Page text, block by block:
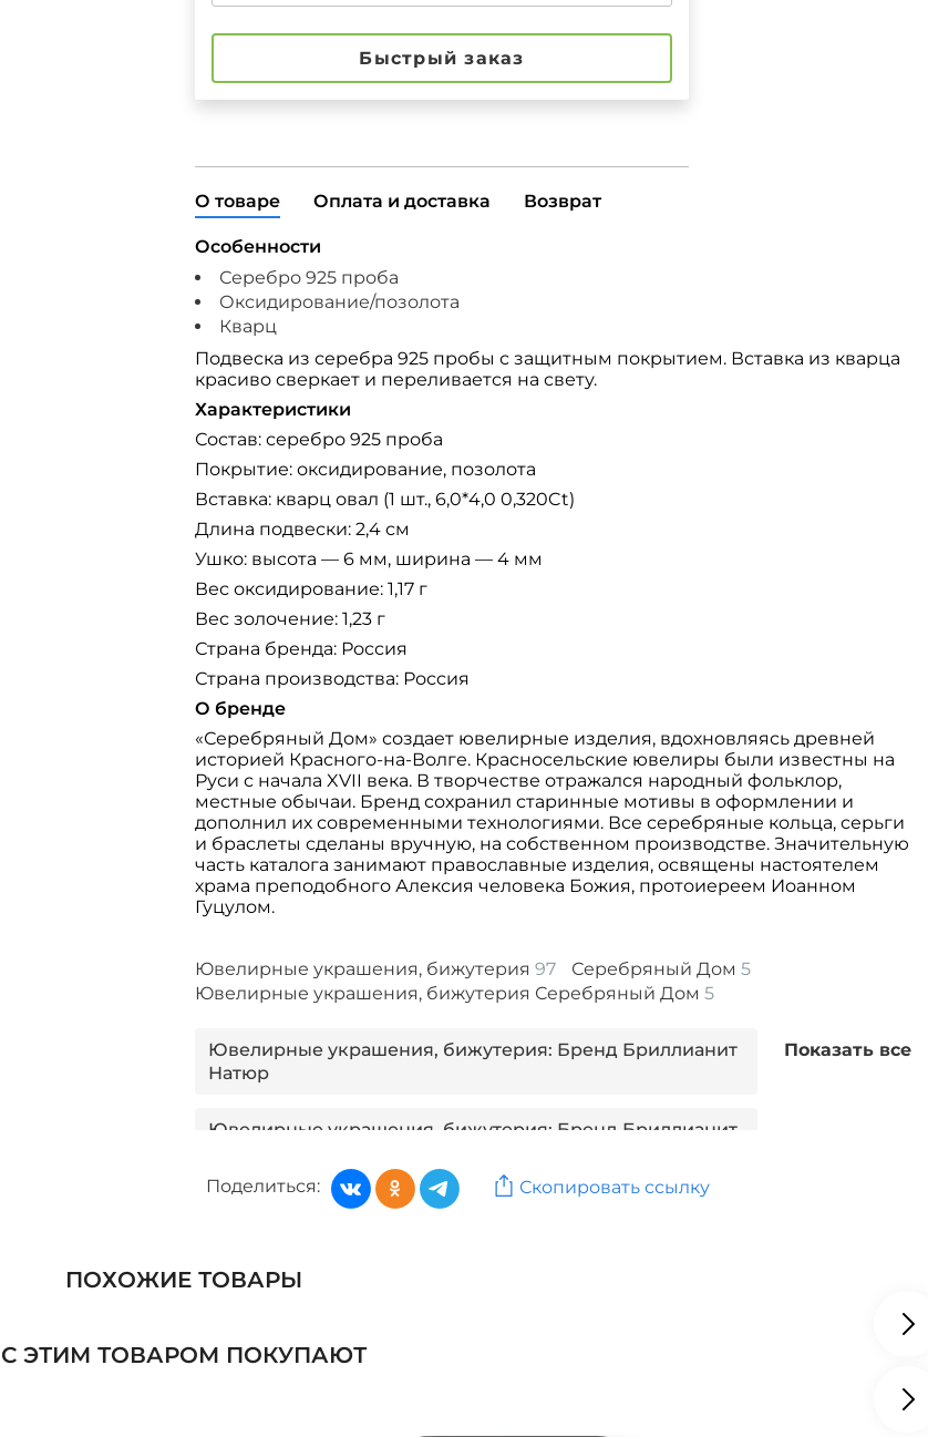
Быстрый заказ
О товаре Оплата и доставка Возврат
Особенности
Серебро 925 проба
Оксидирование/позолота
Кварц
Подвеска из серебра 925 пробы с защитным покрытием. Вставка из кварца
красиво сверкает и переливается на свету.
Характеристики
Состав: серебро 925 проба
Покрытие: оксидирование, позолота
Вставка: кварц овал (1 шт., 6,0*4,0 0,320Ct)
Длина подвески: 2,4 см
Ушко: высота — 6 мм, ширина — 4 мм
Вес оксидирование: 1,17 г
Вес золочение: 1,23 г
Страна бренда: Россия
Страна производства: Россия
О бренде
«Серебряный Дом» создает ювелирные изделия, вдохновляясь древней
историей Красного-на-Волге. Красносельские ювелиры были известны на
Руси с начала XVII века. В творчестве отражался народный фольклор,
местные обычаи. Бренд сохранил старинные мотивы в оформлении и
дополнил их современными технологиями. Все серебряные кольца, серьги
и браслеты сделаны вручную, на собственном производстве. Значительную
часть каталога занимают православные изделия, освящены настоятелем
храма преподобного Алексия человека Божия, протоиереем Иоанном
Гуцулом.
Ювелирные украшения, бижутерия 97 Серебряный Дом 5
Ювелирные украшения, бижутерия Серебряный Дом 5
Ювелирные украшения, бижутерия: Бренд Бриллианит
Натюр
Ювелирные украшения, бижутерия: Бренд Бриллианит
Ювелирные украшения, бижутерия: Бренд Claudio
Ювелирные украшения, бижутерия: Бренд Доминика
Ювелирные украшения, бижутерия: Бренд Эстет
Показать все
Поделиться: Скопировать ссылку
ПОХОЖИЕ ТОВАРЫ
С ЭТИМ ТОВАРОМ ПОКУПАЮТ